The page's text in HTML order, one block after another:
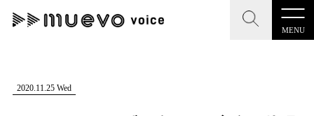
MENU
CLOSE
記事を検索する
CLOSE
"読者の声を形にする”音楽特化メディア
2020.11.25 Wed